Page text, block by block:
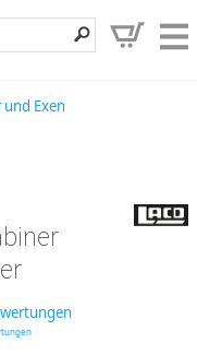
Angebote
Kundenbereich
und Exen